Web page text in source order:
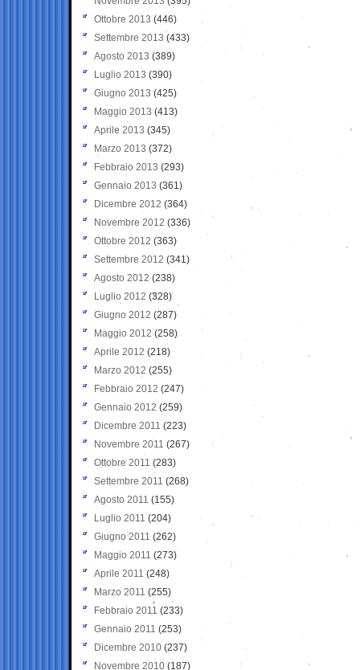
Ottobre 2013 (446)
Settembre 2013 (433)
Agosto 2013 (389)
Luglio 2013 (390)
Giugno 2013 (425)
Maggio 2013 (413)
Aprile 2013 (345)
Marzo 2013 (372)
Febbraio 2013 (293)
Gennaio 2013 (361)
Dicembre 2012 (364)
Novembre 2012 (336)
Ottobre 2012 (363)
Settembre 2012 (341)
Agosto 2012 (238)
Luglio 2012 (328)
Giugno 2012 (287)
Maggio 2012 (258)
Aprile 2012 (218)
Marzo 2012 (255)
Febbraio 2012 (247)
Gennaio 2012 (259)
Dicembre 2011 (223)
Novembre 2011 (267)
Ottobre 2011 (283)
Settembre 2011 (268)
Agosto 2011 (155)
Luglio 2011 (204)
Giugno 2011 (262)
Maggio 2011 (273)
Aprile 2011 (248)
Marzo 2011 (255)
Febbraio 2011 (233)
Gennaio 2011 (253)
Dicembre 2010 (237)
Novembre 2010 (187)